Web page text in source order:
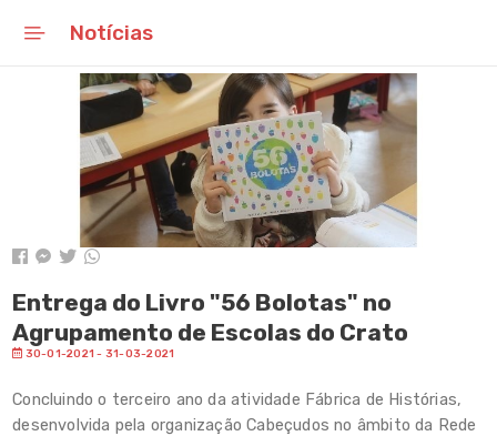
Mensagem do Presidente
Notícias
Eventos
Linha Temporal
Agenda
Conselho Municipal de
Educação
Notícias
Entrega do Livro "56 Bolotas" no
Agrupamento de Escolas do Crato
30-01-2021 - 31-03-2021
Concluindo o terceiro ano da atividade Fábrica de Histórias,
desenvolvida pela organização Cabeçudos no âmbito da Rede